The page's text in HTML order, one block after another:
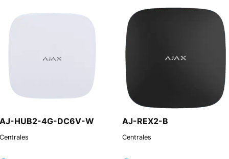
AJ-HUB2-4G-DC6V-W
Centrales
AJ-REX2-B
Centrales